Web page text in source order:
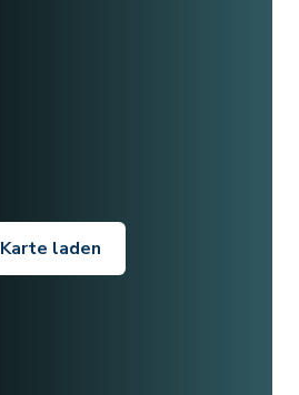
Karte laden